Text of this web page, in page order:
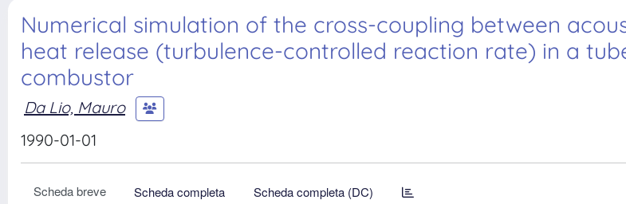
Numerical simulation of the cross-coupling between
heat release (turbulence-controlled reaction rate) in a
combustor
Da Lio, Mauro
1990-01-01
Scheda breve Scheda completa Scheda completa (DC)